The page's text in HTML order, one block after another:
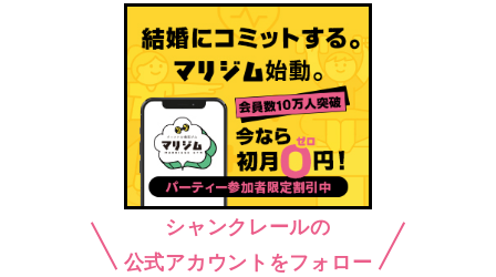
シャンクレールの
公式アカウントをフォロー